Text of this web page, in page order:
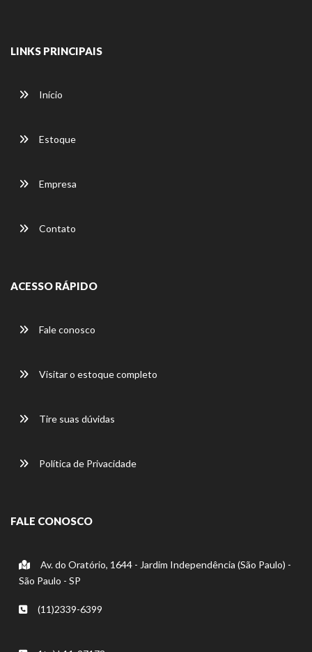
LINKS PRINCIPAIS
Início
Estoque
Empresa
Contato
ACESSO RÁPIDO
Fale conosco
Visitar o estoque completo
Tire suas dúvidas
Política de Privacidade
FALE CONOSCO
Av. do Oratório, 1644 - Jardim Independência (São Paulo) -
São Paulo - SP
(11)2339-6399